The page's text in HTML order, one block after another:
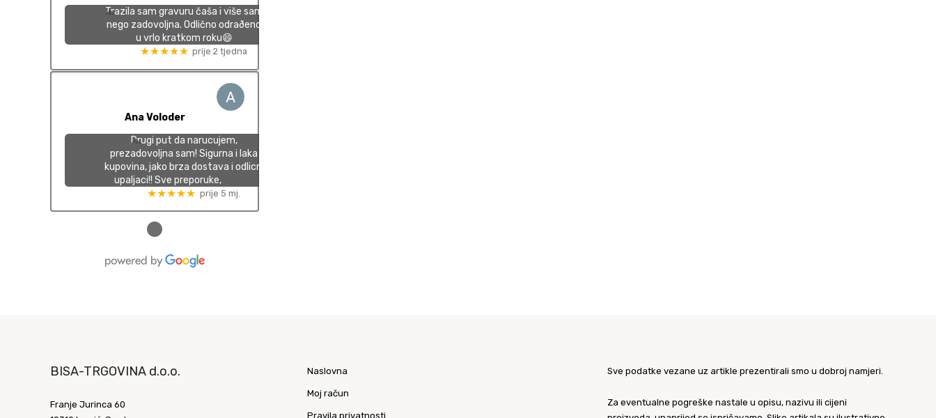
Trazila sam gravuru čaša i više sam
nego zadovoljna. Odlično odraðeno
u vrlo kratkom roku😄
★★★★★ prije 2 tjedna
Ana Voloder
Drugi put da narucujem,
prezadovoljna sam! Sigurna i laka
kupovina, jako brza dostava i odlicni
upaljaci!! Sve preporuke,
★★★★★ prije 5 mj.
●
BISA-TRGOVINA d.o.o.
Franje Jurinca 60
Naslovna
Moj račun
Pravila privatnosti
Sve podatke vezane uz artikle prezentirali smo u dobroj namjeri.
Za eventualne pogreške nastale u opisu, nazivu ili cijeni